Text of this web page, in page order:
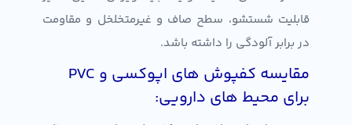
قابلیت شستشو، سطح صاف و غیرمتخلخل و مقاومت
در برابر آلودگی را داشته باشد.
مقایسه کفپوش های اپوکسی و PVC
برای محیط های دارویی: